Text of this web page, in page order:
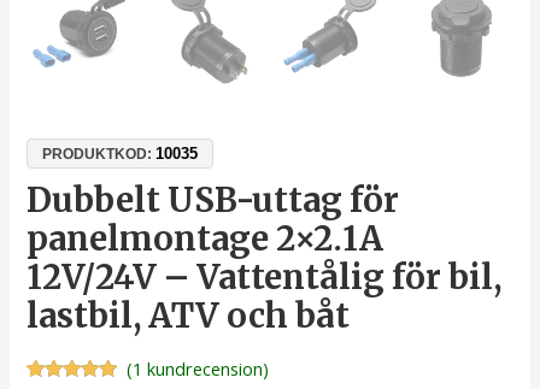
PRODUKTKOD:10035
Dubbelt USB-uttag för
panelmontage 2×2.1A
12V/24V – Vattentålig för bil,
lastbil, ATV och båt
(1 kundrecension)